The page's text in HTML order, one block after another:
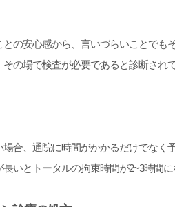
の安心感から、言いづらいことでも
の場で検査が必要であると診断され
合、通院に時間がかかるだけでなく
いとトータルの拘束時間が2~3時間に